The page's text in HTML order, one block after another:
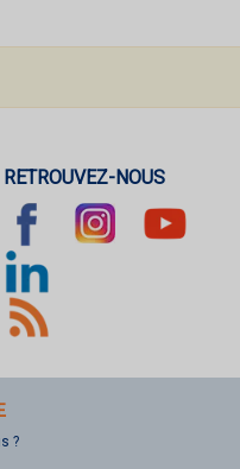
RETROUVEZ-NOUS
?